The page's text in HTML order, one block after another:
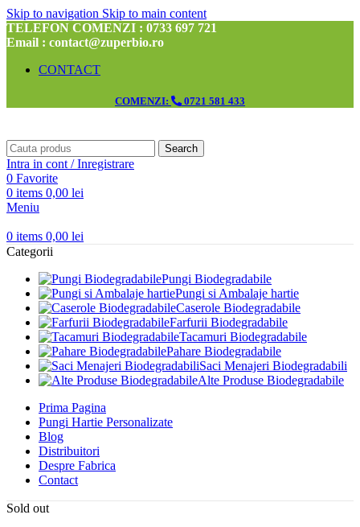
Skip to navigation Skip to main content
TELEFON COMENZI : 0733 697 721
Email : contact@zuperbio.ro
CONTACT
COMENZI: 0721 581 433
Search
Intra in cont / Inregistrare
0 Favorite
0 items 0,00 lei
Meniu
0 items 0,00 lei
Categorii
Pungi Biodegradabile
Pungi si Ambalaje hartie
Caserole Biodegradabile
Farfurii Biodegradabile
Tacamuri Biodegradabile
Pahare Biodegradabile
Saci Menajeri Biodegradabili
Alte Produse Biodegradabile
Prima Pagina
Pungi Hartie Personalizate
Blog
Distribuitori
Despre Fabrica
Contact
Sold out